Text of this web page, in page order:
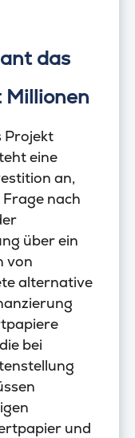
das
Millionen
Projekt
eine
an,
nach
über ein
von
alternative
bei
und